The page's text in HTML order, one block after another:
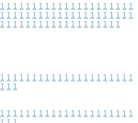
1 1 1 1 1 1 1 1 1 1 1 1 1 1 1 1 1 1 1 1 1
1 1 1 1 1 1 1 1 1 1 1 1 1 1 1 1 1 1 1 1 1
1 1 1 1 1 1 1 1 1 1 1 1 1 1 1 1 1 1 1
1 1 1 1 1 1 1 1 1 1 1 1 1 1 1 1 1 1 1 1 1
1 1 1
1 1 1 1 1 1 1 1 1 1 1 1 1 1 1 1 1 1 1 1 1